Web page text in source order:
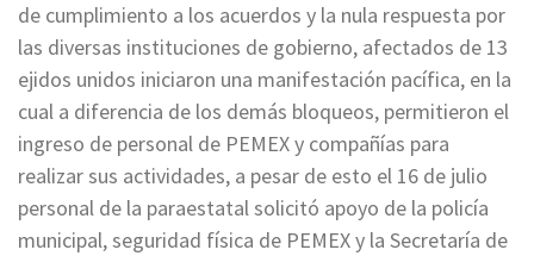
de cumplimiento a los acuerdos y la nula respuesta por
las diversas instituciones de gobierno, afectados de 13
ejidos unidos iniciaron una manifestación pacífica, en la
cual a diferencia de los demás bloqueos, permitieron el
ingreso de personal de PEMEX y compañías para
realizar sus actividades, a pesar de esto el 16 de julio
personal de la paraestatal solicitó apoyo de la policía
municipal, seguridad física de PEMEX y la Secretaría de